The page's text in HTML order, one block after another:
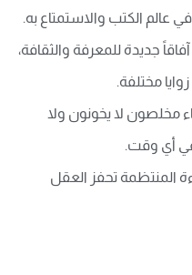
عالم الكتب والاستمتاع به.
جديدة للمعرفة والثقافة،
مختلفة.
مخلصون لا يخونون ولا
في أي وقت.
المنتظمة تحفز العقل